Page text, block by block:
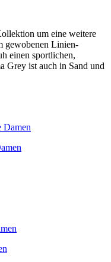
um eine weitere
gewobenen Linien-
einen sportlichen,
Grey ist auch in Sand und